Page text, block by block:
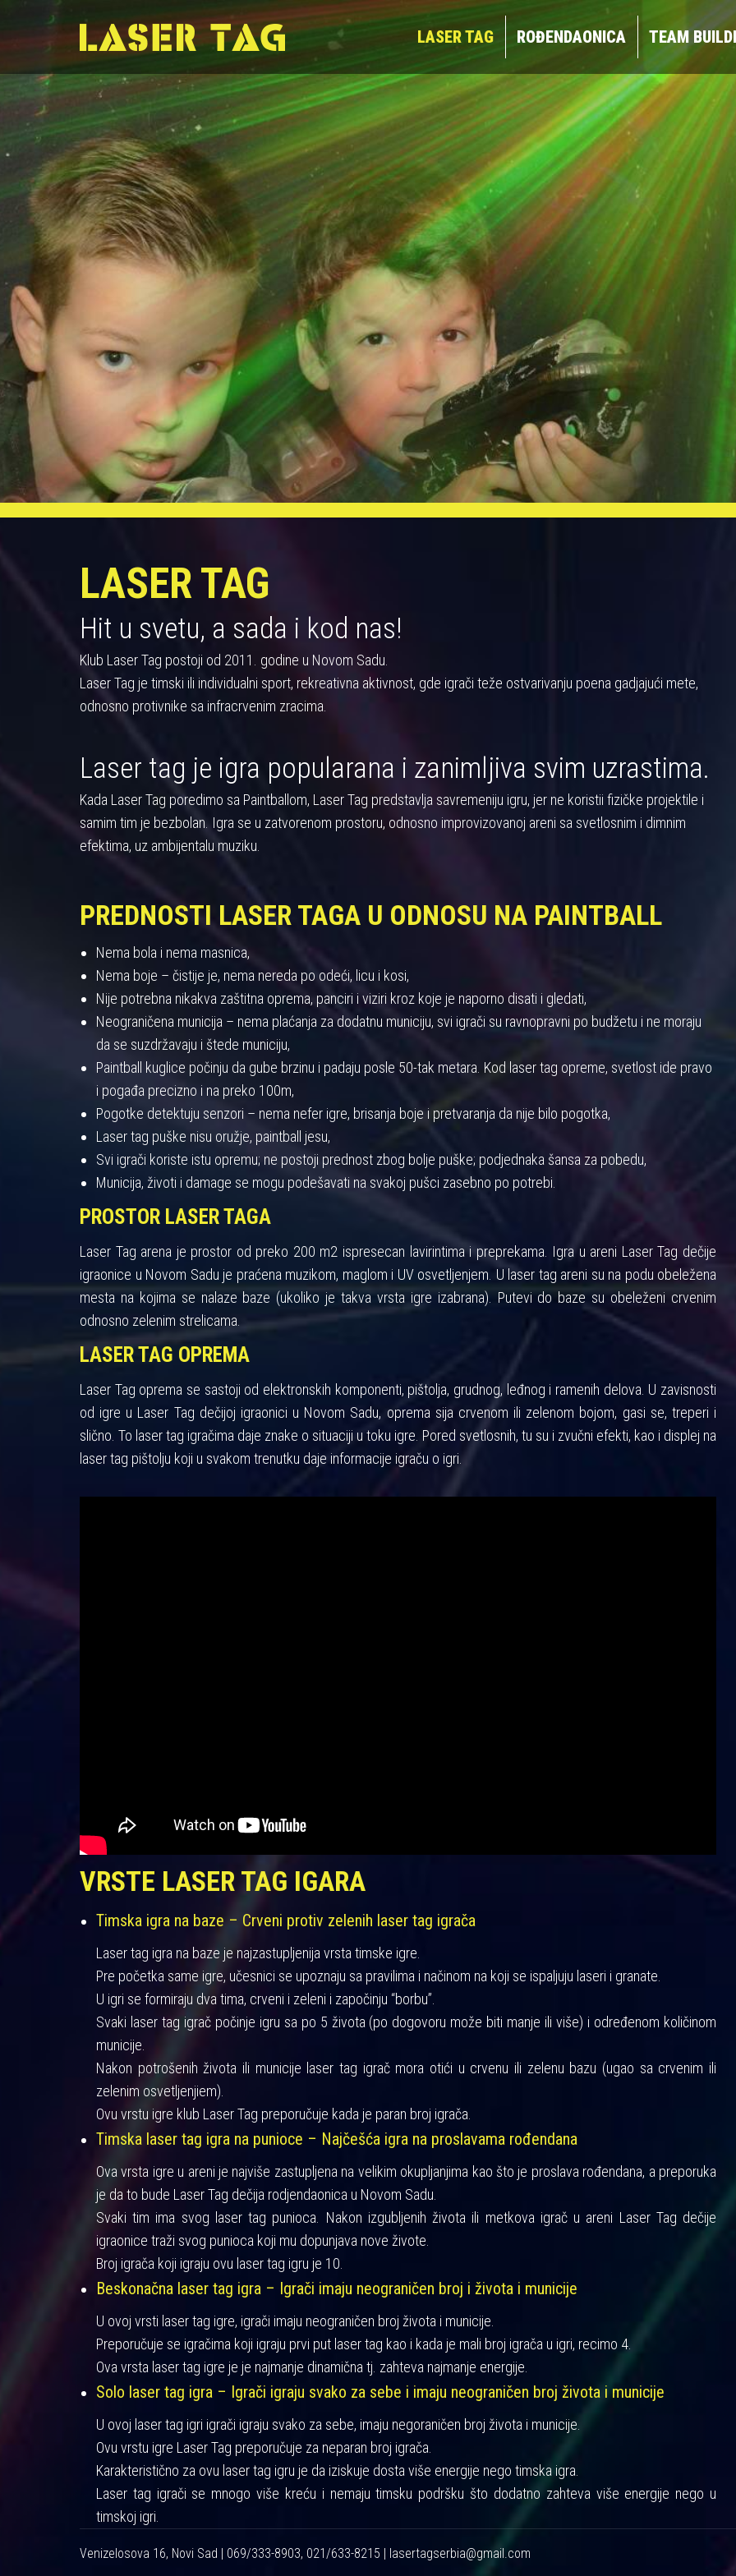
LASER TAG ROĐENDAONICA TEAM
LASER TAG
Hit u svetu, a sada i kod nas!
Klub Laser Tag postoji od 2011. godine u Novom Sadu.
Laser Tag je timski ili individualni sport, rekreativna aktivnost, gde igrači teže ostvarivanju poena gadjajući mete,
odnosno protivnike sa infracrvenim zracima.
Laser tag je igra popularana i zanimljiva svim uzrastima.
Kada Laser Tag poredimo sa Paintballom, Laser Tag predstavlja savremeniju igru, jer ne koristii fizičke projektile i
samim tim je bezbolan. Igra se u zatvorenom prostoru, odnosno improvizovanoj areni sa svetlosnim i dimnim
efektima, uz ambijentalu muziku.
PREDNOSTI LASER TAGA U ODNOSU NA PAINTBALL
Nema bola i nema masnica,
Nema boje – čistije je, nema nereda po odeći, licu i kosi,
Nije potrebna nikakva zaštitna oprema, panciri i viziri kroz koje je naporno disati i gledati,
Neograničena municija – nema plaćanja za dodatnu municiju, svi igrači su ravnopravni po budžetu i ne moraju
da se suzdržavaju i štede municiju,
Paintball kuglice počinju da gube brzinu i padaju posle 50-tak metara. Kod laser tag opreme, svetlost ide pravo
i pogađa precizno i na preko 100m,
Pogotke detektuju senzori – nema nefer igre, brisanja boje i pretvaranja da nije bilo pogotka,
Laser tag puške nisu oružje, paintball jesu,
Svi igrači koriste istu opremu; ne postoji prednost zbog bolje puške; podjednaka šansa za pobedu,
Municija, životi i damage se mogu podešavati na svakoj pušci zasebno po potrebi.
PROSTOR LASER TAGA
Laser Tag arena je prostor od preko 200 m2 ispresecan lavirintima i preprekama. Igra u areni Laser Tag dečije
igraonice u Novom Sadu je praćena muzikom, maglom i UV osvetljenjem. U laser tag areni su na podu obeležena
mesta na kojima se nalaze baze (ukoliko je takva vrsta igre izabrana). Putevi do baze su obeleženi crvenim
odnosno zelenim strelicama.
LASER TAG OPREMA
Laser Tag oprema se sastoji od elektronskih komponenti, pištolja, grudnog, leđnog i ramenih delova. U zavisnosti
od igre u Laser Tag dečijoj igraonici u Novom Sadu, oprema sija crvenom ili zelenom bojom, gasi se, treperi i
slično. To laser tag igračima daje znake o situaciji u toku igre. Pored svetlosnih, tu su i zvučni efekti, kao i displej na
laser tag pištolju koji u svakom trenutku daje informacije igraču o igri.
VRSTE LASER TAG IGARA
Timska igra na baze – Crveni protiv zelenih laser tag igrača
Laser tag igra na baze je najzastupljenija vrsta timske igre.
Pre početka same igre, učesnici se upoznaju sa pravilima i načinom na koji se ispaljuju laseri i granate.
U igri se formiraju dva tima, crveni i zeleni i započinju “borbu”.
Svaki laser tag igrač počinje igru sa po 5 života (po dogovoru može biti manje ili više) i određenom količinom
municije.
Nakon potrošenih života ili municije laser tag igrač mora otići u crvenu ili zelenu bazu (ugao sa crvenim ili
zelenim osvetljenjiem).
Ovu vrstu igre klub Laser Tag preporučuje kada je paran broj igrača.
Timska laser tag igra na punioce – Najčešća igra na proslavama rođendana
Ova vrsta igre u areni je najviše zastupljena na velikim okupljanjima kao što je proslava rođendana, a preporuka
je da to bude Laser Tag dečija rodjendaonica u Novom Sadu.
Svaki tim ima svog laser tag punioca. Nakon izgubljenih života ili metkova igrač u areni Laser Tag dečije
igraonice traži svog punioca koji mu dopunjava nove živote.
Broj igrača koji igraju ovu laser tag igru je 10.
Beskonačna laser tag igra – Igrači imaju neograničen broj i života i municije
U ovoj vrsti laser tag igre, igrači imaju neograničen broj života i municije.
Preporučuje se igračima koji igraju prvi put laser tag kao i kada je mali broj igrača u igri, recimo 4.
Ova vrsta laser tag igre je je najmanje dinamična tj. zahteva najmanje energije.
Solo laser tag igra – Igrači igraju svako za sebe i imaju neograničen broj života i municije
U ovoj laser tag igri igrači igraju svako za sebe, imaju negoraničen broj života i municije.
Ovu vrstu igre Laser Tag preporučuje za neparan broj igrača.
Karakteristično za ovu laser tag igru je da iziskuje dosta više energije nego timska igra.
Laser tag igrači se mnogo više kreću i nemaju timsku podršku što dodatno zahteva više energije nego u
timskoj igri.
Venizelosova 16, Novi Sad | 069/333-8903, 021/633-8215 | lasertagserbia@gmail.com
LASER TAG TEAM